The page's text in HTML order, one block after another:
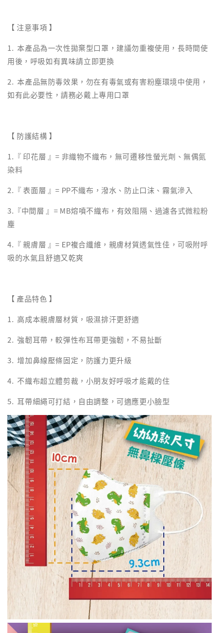
【 注意事項 】
1. 本產品為一次性拋棄型口罩，建議勿重複使用，長時間使
用後，呼吸如有異味請立即更換
2. 本產品無防毒效果，勿在有毒氣或有害粉塵環境中使用，
如有此必要性，請務必戴上專用口罩
【 防護結構 】
1.『 印花層 』= 非織物不織布，無可遷移性螢光劑、無偶氮
染料
2.『 表面層 』= PP不織布，潑水、防止口沫、霧氣滲入
3.『中間層 』= MB熔噴不織布，有效阻隔、過濾各式微粒粉
塵
4.『 親膚層 』= EP複合纖維，親膚材質透氣性佳，可吸附呼
吸的水氣且舒適又乾爽
【 產品特色 】
1. 高成本親膚層材質，吸濕排汗更舒適
2. 強韌耳帶，較彈性布耳帶更強韌，不易扯斷
3. 增加鼻線壓條固定，防護力更升級
4. 不織布超立體剪裁，小朋友好呼吸才能戴的住
5. 耳帶細繩可打結，自由調整，可適應更小臉型